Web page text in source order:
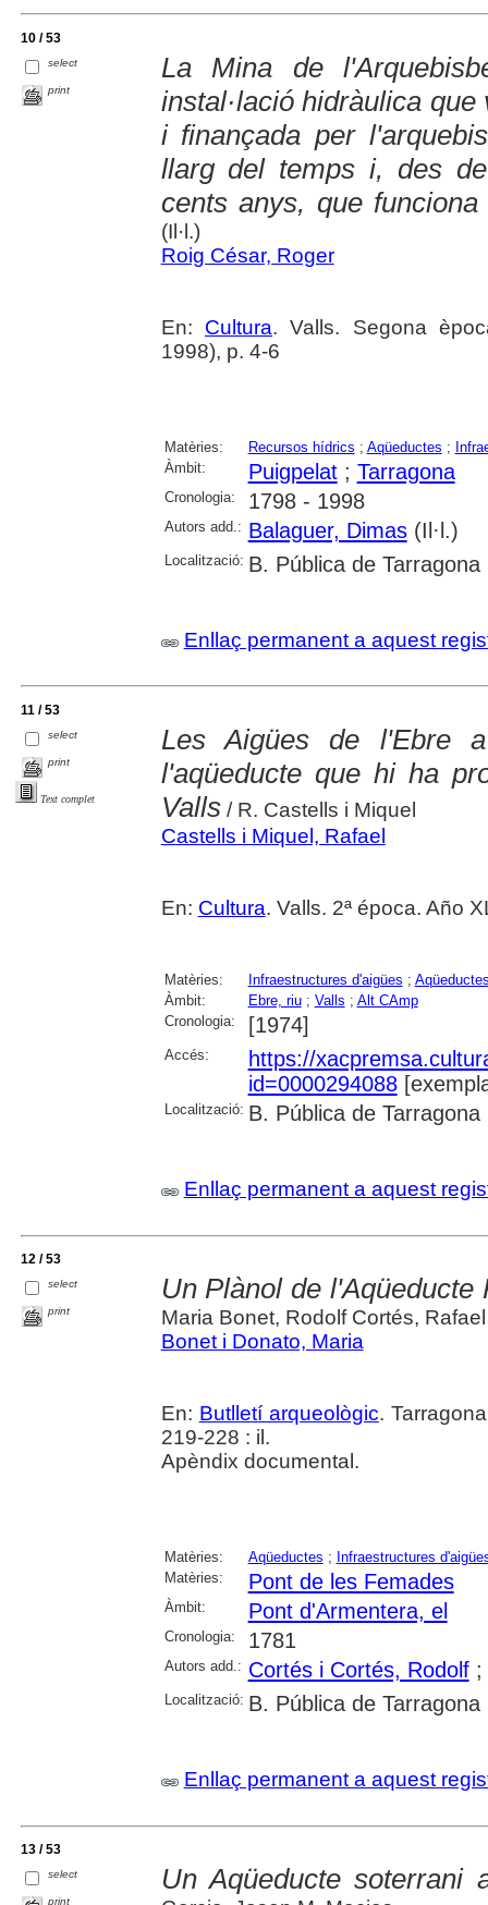
10 / 53
select
print
La Mina de
instal·lació hidràulica
i finançada per
llarg del temps i, des
cents anys, que funciona
(Il·l.)
Roig César, Roger
En: Cultura. Valls. Segona
1998), p. 4-6
Matèries: Recursos hídrics ; Aqüeductes ;
Àmbit:
Puigpelat; Tarragona
Cronologia: 1798 - 1998
Autors add.: Balaguer, Dimas(Il·l.)
Localització: B. Pública de Tarragona
Enllaç permanent a aquest
11 / 53
select
print
Text complet
Les Aigües de l'Ebre
l'aqüeducte que hi ha
Valls/ R. Castells i Miquel
Castells i Miquel, Rafael
En: Cultura. Valls. 2ª época. Año
Matèries: Infraestructures d'aigües ;
Àmbit:
Ebre, riu; Valls ; Alt CAmp
Cronologia:
[1974]
Accés:
https://
id=0000294088
Localització: B. Pública de Tarragona
Enllaç permanent a aquest
12 / 53
select
print
Un Plànol de l'Aqüeducte
Maria Bonet, Rodolf Cortés,
Bonet i Donato, Maria
En: Butlletí arqueològic.
219-228 : il.
Apèndix documental.
Matèries: Aqüeductes ; Infraestructures
Matèries:
Pont de les Femades
Àmbit: Pont d'Armentera, el
Cronologia: 1781
Autors add.: Cortés i Cortés, Rodolf;
Localització: B. Pública de Tarragona
Enllaç permanent a aquest
13 / 53
select
print
Un Aqüeducte soterrani